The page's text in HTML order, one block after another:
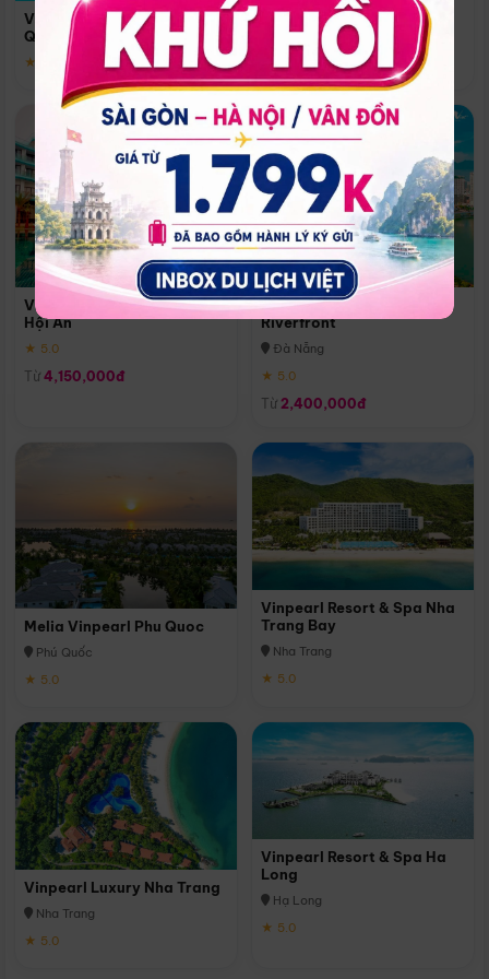
Vinpearl Resort & Spa Phu
Quoc
★ 5.0
Quoc
Phú Quốc
★ 5.0
Vinpearl Resort & Golf Nam
Hội An
★ 5.0
Từ 4,150,000đ
Melia Vinpearl Danang
Riverfront
Đà Nẵng
★ 5.0
Từ 2,400,000đ
Melia Vinpearl Phu Quoc
Phú Quốc
★ 5.0
Vinpearl Resort & Spa Nha
Trang Bay
Nha Trang
★ 5.0
Vinpearl Luxury Nha Trang
Nha Trang
★ 5.0
Vinpearl Resort & Spa Ha
Long
Hạ Long
★ 5.0